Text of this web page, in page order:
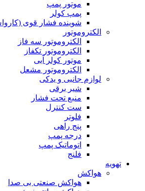
موتور پمپ
پمپ کولر
شوینده فشار قوی
الکتروموتور
الکتروموتور سه فاز
الکتروموتور تکفاز
موتور کولر آبی
الکتروموتور مشعل
لوازم جانبی و یدکی
شیر برقی
منبع تحت فشار
ست کنترل
فلوتر
پنج راهی
درجه پمپ
اتوماتیک پمپ
فلنج
تهویه
هواکش
هواکش صنعتی بی صدا